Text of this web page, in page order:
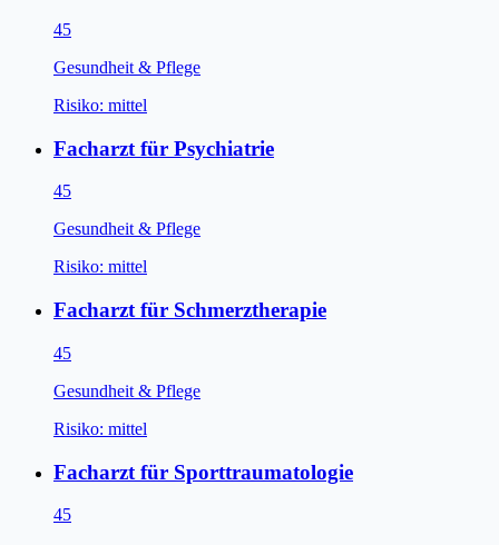
45
Gesundheit & Pflege
Risiko: mittel
Facharzt für Psychiatrie
45
Gesundheit & Pflege
Risiko: mittel
Facharzt für Schmerztherapie
45
Gesundheit & Pflege
Risiko: mittel
Facharzt für Sporttraumatologie
45